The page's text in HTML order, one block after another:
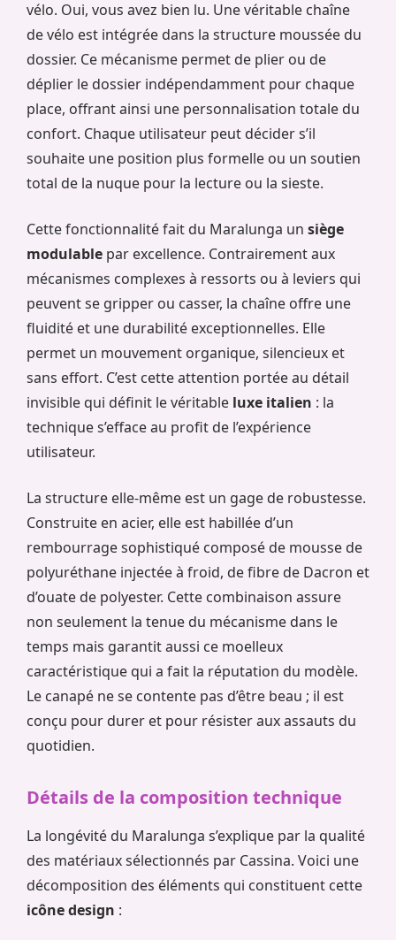
vélo. Oui, vous avez bien lu. Une véritable chaîne
de vélo est intégrée dans la structure moussée du
dossier. Ce mécanisme permet de plier ou de
déplier le dossier indépendamment pour chaque
place, offrant ainsi une personnalisation totale du
confort. Chaque utilisateur peut décider s’il
souhaite une position plus formelle ou un soutien
total de la nuque pour la lecture ou la sieste.
Cette fonctionnalité fait du Maralunga un siège
modulable par excellence. Contrairement aux
mécanismes complexes à ressorts ou à leviers qui
peuvent se gripper ou casser, la chaîne offre une
fluidité et une durabilité exceptionnelles. Elle
permet un mouvement organique, silencieux et
sans effort. C’est cette attention portée au détail
invisible qui définit le véritable luxe italien : la
technique s’efface au profit de l’expérience
utilisateur.
La structure elle-même est un gage de robustesse.
Construite en acier, elle est habillée d’un
rembourrage sophistiqué composé de mousse de
polyuréthane injectée à froid, de fibre de Dacron et
d’ouate de polyester. Cette combinaison assure
non seulement la tenue du mécanisme dans le
temps mais garantit aussi ce moelleux
caractéristique qui a fait la réputation du modèle.
Le canapé ne se contente pas d’être beau ; il est
conçu pour durer et pour résister aux assauts du
quotidien.
Détails de la composition technique
La longévité du Maralunga s’explique par la qualité
des matériaux sélectionnés par Cassina. Voici une
décomposition des éléments qui constituent cette
icône design :